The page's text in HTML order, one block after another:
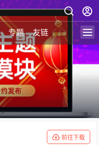
专题 友链
前往下载